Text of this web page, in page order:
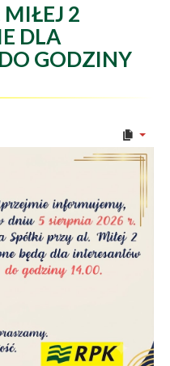
2
DLA
GODZINY